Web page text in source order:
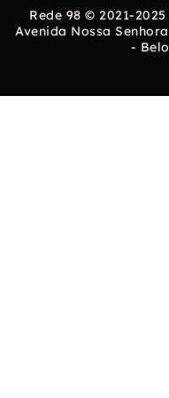
Rede 98 © 2021-
Avenida Nossa
-